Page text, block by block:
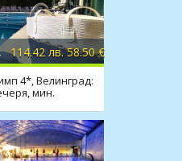
114.42 лв. 58.50 €
4*, Велинград:
мин.